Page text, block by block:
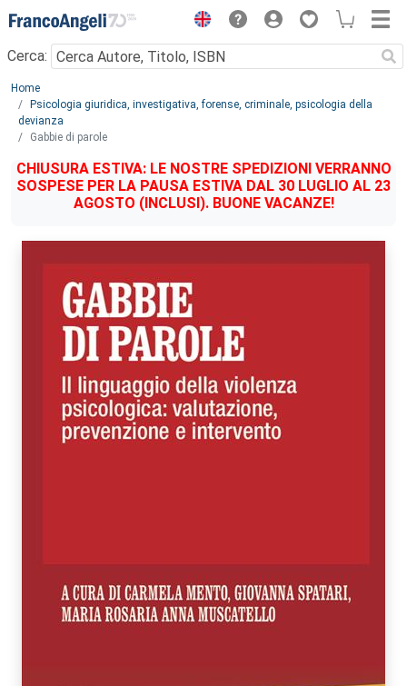
Menu
Cerca:
Main content
Home
Psicologia giuridica, investigativa, forense, criminale, psicologia della
devianza
Gabbie di parole
CHIUSURA ESTIVA: LE NOSTRE SPEDIZIONI VERRANNO
SOSPESE PER LA PAUSA ESTIVA DAL 30 LUGLIO AL 23
AGOSTO (INCLUSI). BUONE VACANZE!